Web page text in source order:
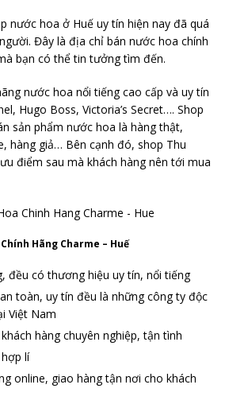
nước hoa ở Huế uy tín hiện nay đã quá
Đây là địa chỉ bán nước hoa chính
bạn có thể tin tưởng tìm đến.
nước hoa nổi tiếng cao cấp và uy tín
Hugo Boss, Victoria’s Secret…. Shop
sản phẩm nước hoa là hàng thật,
hàng giả… Bên cạnh đó, shop Thu
điểm sau mà khách hàng nên tới mua
Hãng Charme – Huế
đều có thương hiệu uy tín, nổi tiếng
toàn, uy tín đều là những công ty độc
Việt Nam
hàng chuyên nghiệp, tận tình
lí
online, giao hàng tận nơi cho khách